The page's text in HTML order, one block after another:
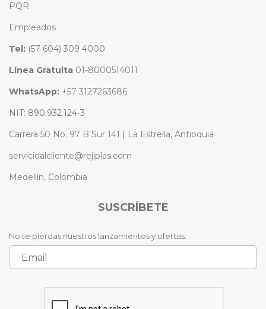
PQR
Empleados
Tel: (57 604) 309 4000
Línea Gratuita 01-8000514011
WhatsApp: +57 3127263686
NIT: 890.932.124-3
Carrera 50 No. 97 B Sur 141 | La Estrella, Antioquia
servicioalcliente@rejiplas.com
Medellín, Colombia
SUSCRÍBETE
No te pierdas nuestros lanzamientos y ofertas.